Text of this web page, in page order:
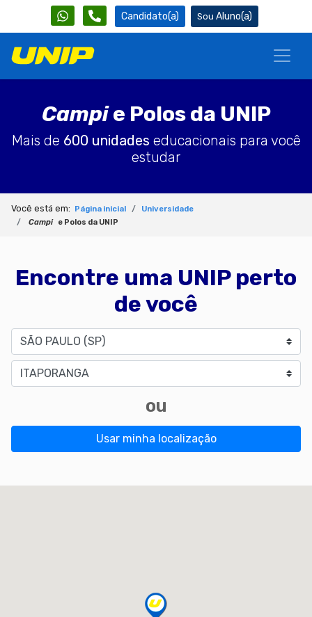
Candidato(a) Aluno(a)
Campie Polos da UNIP
Mais de 600 unidades educacionais para você
estudar
Você está em: Página inicial
Universidade
Campi
e Polos da UNIP
Encontre uma UNIP perto
de você
Estado
Cidade
ou
Usar minha localização